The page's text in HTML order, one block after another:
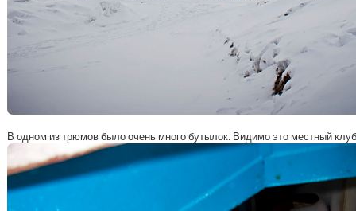
В одном из трюмов было очень много бутылок. Видимо это местный